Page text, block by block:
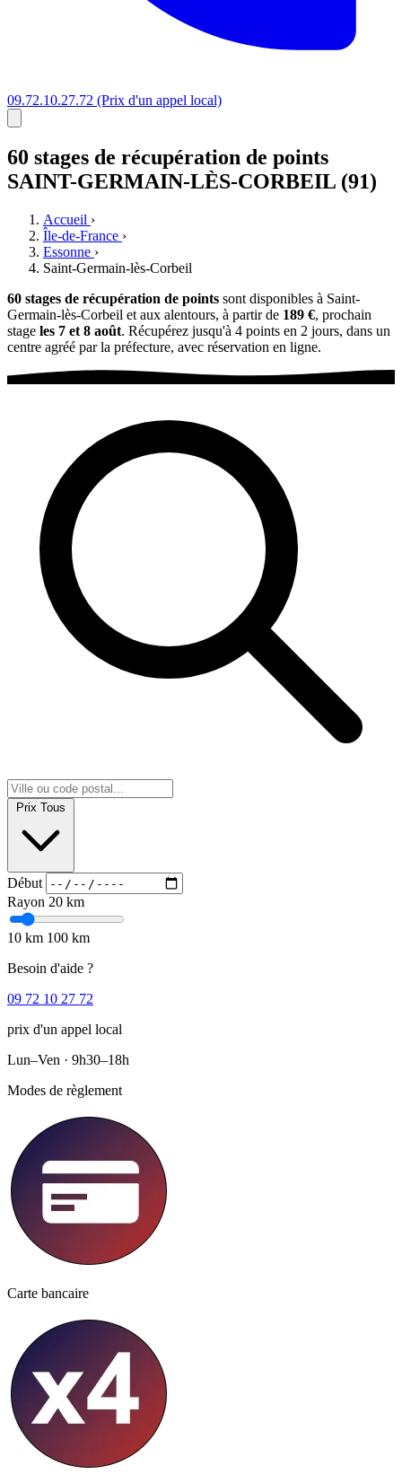
09.72.10.27.72 (Prix d'un appel local)
60 stages de récupération de points
SAINT-GERMAIN-LÈS-CORBEIL (91)
Accueil ›
Île-de-France ›
Essonne ›
Saint-Germain-lès-Corbeil
60 stages de récupération de points sont disponibles à Saint-
Germain-lès-Corbeil et aux alentours, à partir de 189 €, prochain
stage les 7 et 8 août. Récupérez jusqu'à 4 points en 2 jours, dans un
centre agréé par la préfecture, avec réservation en ligne.
Prix Tous
Début
Rayon 20 km
10 km 100 km
Besoin d'aide ?
09 72 10 27 72
prix d'un appel local
Lun–Ven · 9h30–18h
Modes de règlement
Carte bancaire